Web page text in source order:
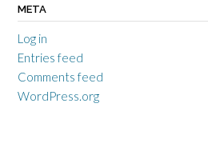
META
Log in
Entries feed
Comments feed
WordPress.org